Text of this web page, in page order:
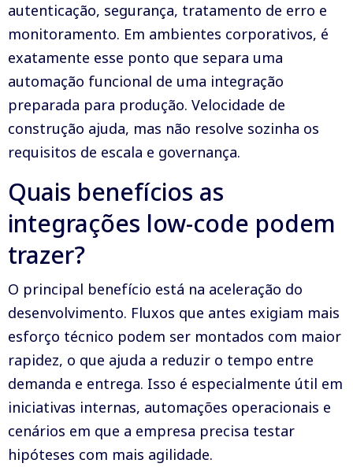
autenticação, segurança, tratamento de erro e
monitoramento. Em ambientes corporativos, é
exatamente esse ponto que separa uma
automação funcional de uma integração
preparada para produção. Velocidade de
construção ajuda, mas não resolve sozinha os
requisitos de escala e governança.
Quais benefícios as
integrações low-code podem
trazer?
O principal benefício está na aceleração do
desenvolvimento. Fluxos que antes exigiam mais
esforço técnico podem ser montados com maior
rapidez, o que ajuda a reduzir o tempo entre
demanda e entrega. Isso é especialmente útil em
iniciativas internas, automações operacionais e
cenários em que a empresa precisa testar
hipóteses com mais agilidade.